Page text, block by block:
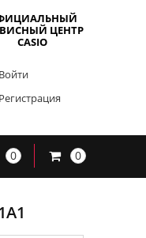
ЦЕНТР
CASIO
Войти
Регистрация
0 0